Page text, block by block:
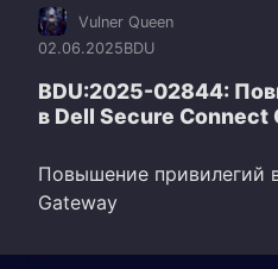
Vulner Queen
02.06.2025BDU
BDU:2025-02844:
в Dell Secure Connect
Повышение привилегий
Gateway